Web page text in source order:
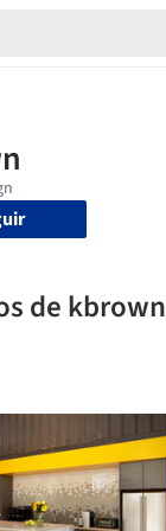
de kbrown